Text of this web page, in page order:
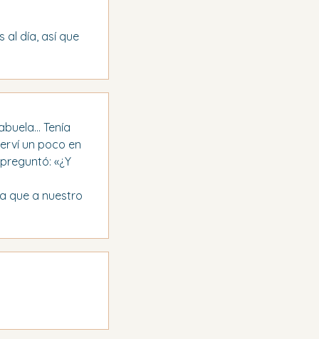
al día, así que
Tenía
un poco en
«¿Y
que a nuestro